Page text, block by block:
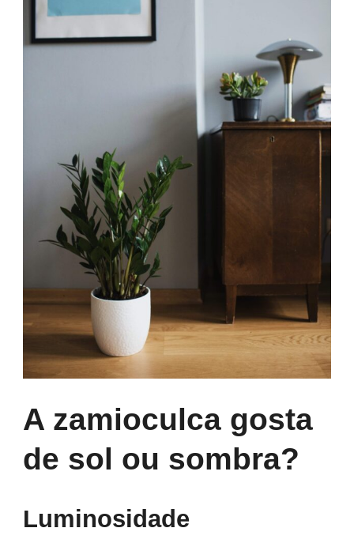
A zamioculca gosta
de sol ou sombra?
Luminosidade